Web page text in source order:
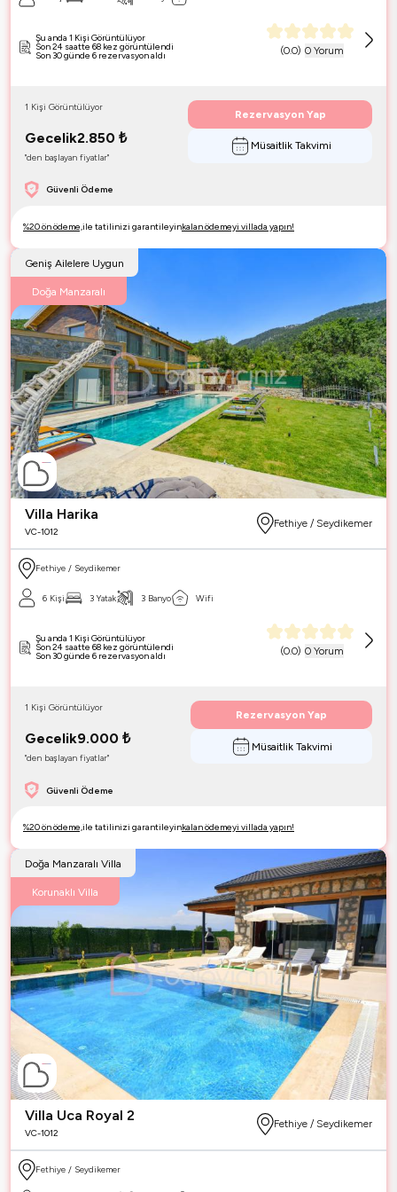
(0.0) 0 Yorum
Şu anda 1 Kişi Görüntülüyor
Son 24 saatte 68 kez görüntülendi
Son 30 günde 6 rezervasyon aldı
Güvenli Ödeme
Gecelik2.850 ₺
"den başlayan fiyatlar"
1 Kişi Görüntülüyor
Rezervasyon Yap
Müsaitlik Takvimi
%20 ön ödeme,ile tatilinizi garantileyinkalan ödemeyi villada yapın!
Geniş Ailelere Uygun
Doğa Manzaralı
Villa Harika
VC-1012
Fethiye / Seydikemer
Fethiye / Seydikemer
6 Kişi 3 Yatak 3 Banyo Wifi
(0.0) 0 Yorum
Şu anda 1 Kişi Görüntülüyor
Son 24 saatte 68 kez görüntülendi
Son 30 günde 6 rezervasyon aldı
Güvenli Ödeme
Gecelik9.000 ₺
"den başlayan fiyatlar"
1 Kişi Görüntülüyor
Rezervasyon Yap
Müsaitlik Takvimi
%20 ön ödeme,ile tatilinizi garantileyinkalan ödemeyi villada yapın!
Doğa Manzaralı Villa
Korunaklı Villa
Villa Uca Royal 2
VC-1012
Fethiye / Seydikemer
Fethiye / Seydikemer